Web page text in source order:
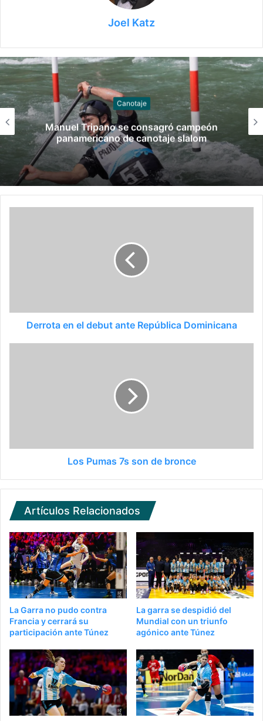
Joel Katz
Gimnasia
Las claves del fallo que condenó a Federico
Molinari por grooming
Derrota en el debut ante República Dominicana
Los Pumas 7s son de bronce
Artículos Relacionados
La Garra no pudo contra
Francia y cerrará su
participación ante Túnez
La garra se despidió del
Mundial con un triunfo
agónico ante Túnez